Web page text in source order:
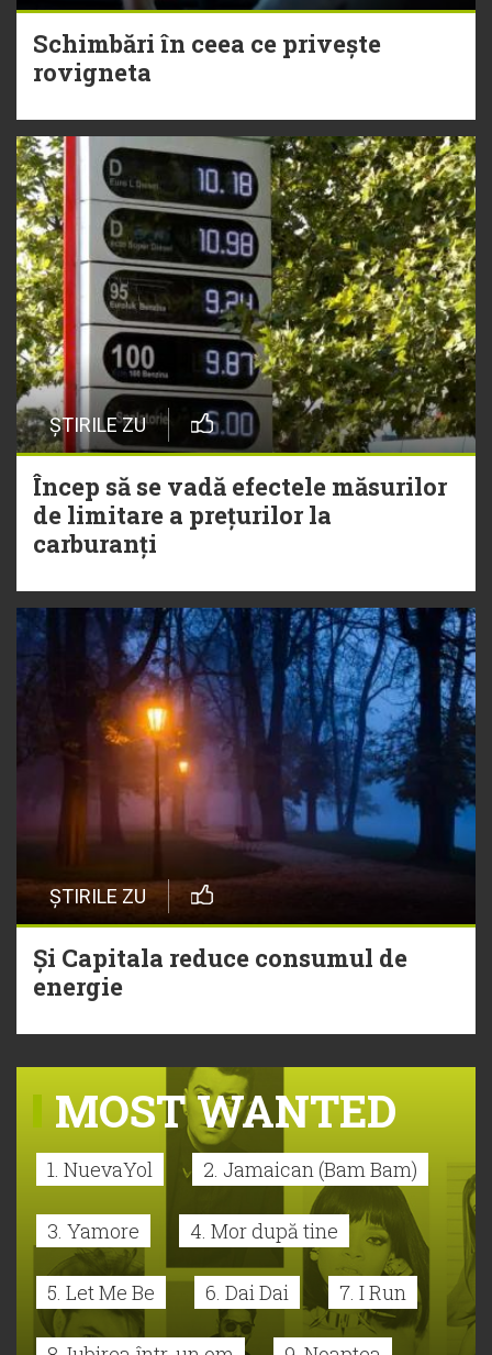
Schimbări în ceea ce privește
rovigneta
ȘTIRILE ZU
Încep să se vadă efectele măsurilor
de limitare a prețurilor la
carburanți
ȘTIRILE ZU
Și Capitala reduce consumul de
energie
MOST WANTED
1. NuevaYol 2. Jamaican (Bam Bam)
3. Yamore 4. Mor după tine
5. Let Me Be 6. Dai Dai 7. I Run